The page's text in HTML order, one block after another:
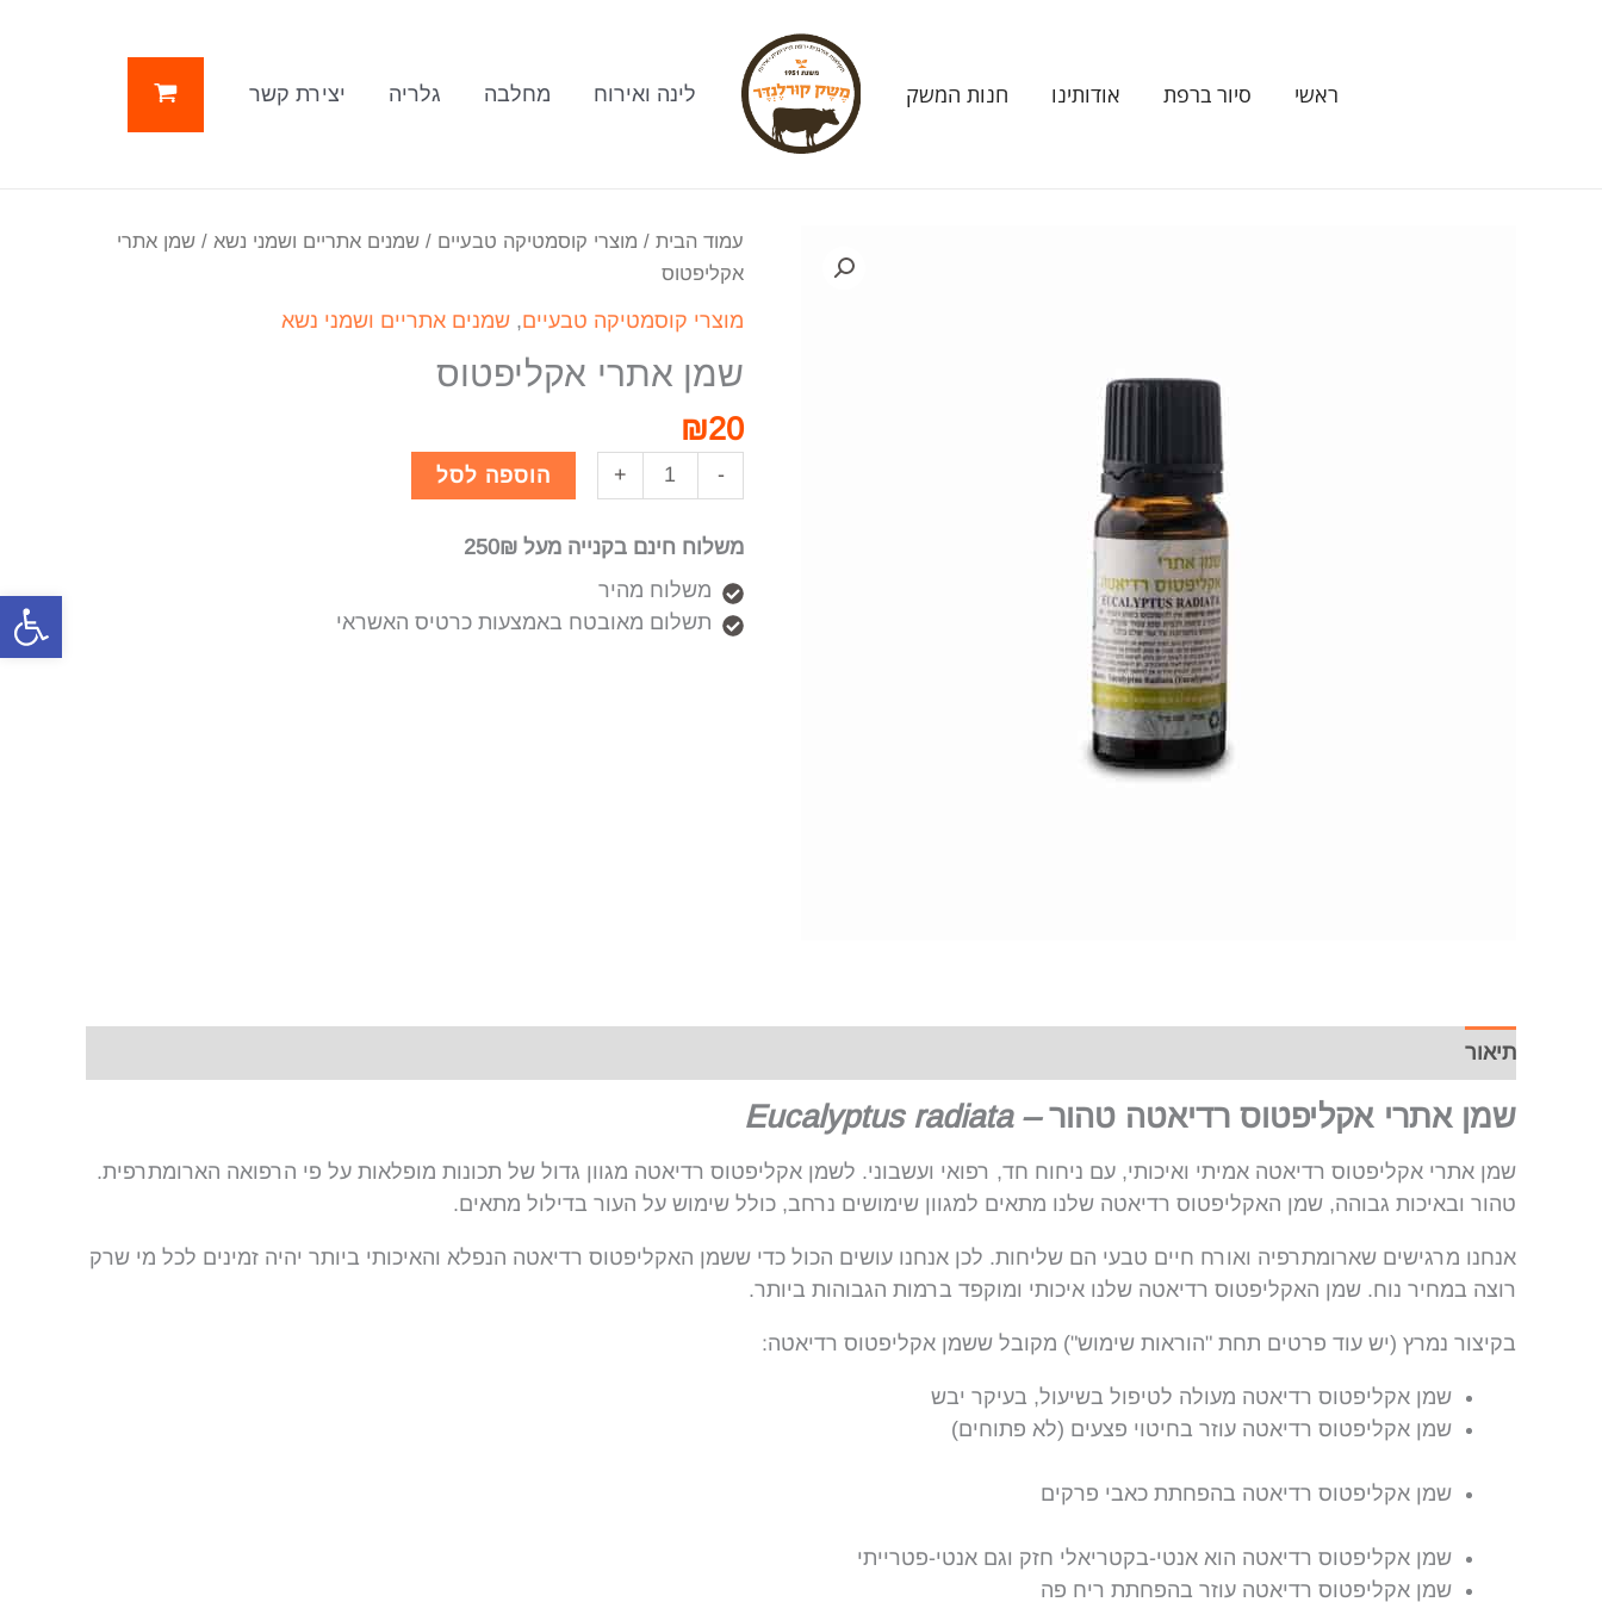
פתח
ראשי סיור ברפת אודותינו חנות המשק לינה ואירוח מחלבה גלריה יצירת קשר
עמוד הבית / מוצרי קוסמטיקה טבעיים / שמנים אתריים ושמני נשא / שמן אתרי
אקליפטוס
מוצרי קוסמטיקה טבעיים, שמנים אתריים ושמני נשא
שמן אתרי אקליפטוס
₪20
-
+ הוספה לסל
משלוח חינם בקנייה מעל 250₪
משלוח מהיר
תשלום מאובטח באמצעות כרטיס האשראי
תיאור
שמן אתרי אקליפטוס רדיאטה טהור–
Eucalyptus radiata
שמן אתרי אקליפטוס רדיאטה אמיתי ואיכותי, עם ניחוח חד, רפואי ועשבוני. לשמן אקליפטוס רדיאטה מגוון גדול של תכונות מופלאות על פי הרפואה הארומתרפית.
טהור ובאיכות גבוהה, שמן האקליפטוס רדיאטה שלנו מתאים למגוון שימושים נרחב, כולל שימוש על העור בדילול מתאים.
אנחנו מרגישים שארומתרפיה ואורח חיים טבעי הם שליחות. לכן אנחנו עושים הכול כדי ששמן האקליפטוס רדיאטה הנפלא והאיכותי ביותר יהיה זמינים לכל מי שרק
רוצה במחיר נוח. שמן האקליפטוס רדיאטה שלנו איכותי ומוקפד ברמות הגבוהות ביותר.
בקיצור נמרץ (יש עוד פרטים תחת "הוראות שימוש") מקובל ששמן אקליפטוס רדיאטה:
שמן אקליפטוס רדיאטה מעולה לטיפול בשיעול, בעיקר יבש
שמן אקליפטוס רדיאטה עוזר בחיטוי פצעים (לא פתוחים)
שמן אקליפטוס רדיאטה בהפחתת כאבי פרקים
שמן אקליפטוס רדיאטה הוא אנטי-בקטריאלי חזק וגם אנטי-פטרייתי
שמן אקליפטוס רדיאטה עוזר בהפחתת ריח פה